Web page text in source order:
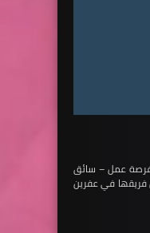
عمل – سائق
فريقها في عفرين